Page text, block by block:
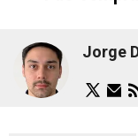
Jorge